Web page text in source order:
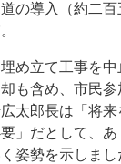
の導入（約二
め立て工事を
も含め、市民
太郎長は「将
」だとして、
姿勢を示しまし